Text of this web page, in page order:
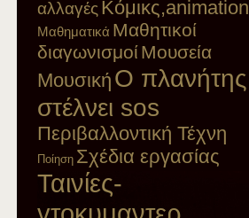
αλλαγές Κόμικς,animation
Μαθηματικά Μαθητικοί
διαγωνισμοίΜουσεία
Μουσική Ο πλανήτης
στέλνει sos
Περιβαλλοντική Τέχνη
Ποίηση Σχέδια εργασίας
Ταινίες-